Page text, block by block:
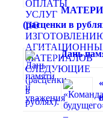
(расценки в
Дань